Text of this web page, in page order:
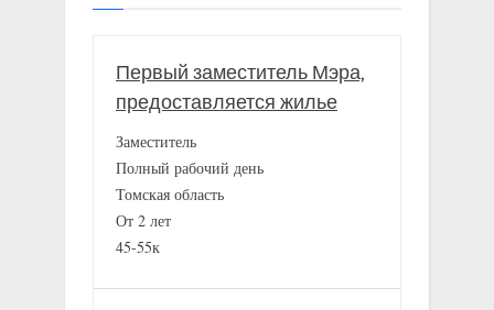
Первый заместитель Мэра,
предоставляется жилье
Заместитель
Полный рабочий день
Томская область
От 2 лет
45-55к